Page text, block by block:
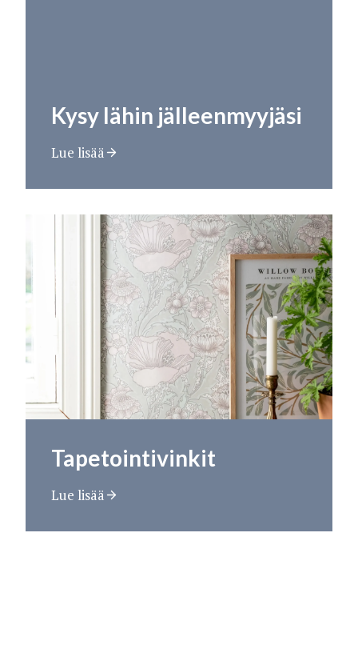
Kysy lähin jälleenmyyjäsi
Lue lisää
Tapetointivinkit
Lue lisää